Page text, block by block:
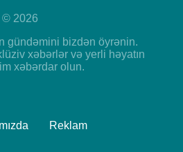
© 2026
gündəmini bizdən öyrənin.
xəbərlər və yerli həyatın
xəbərdar olun.
Reklam